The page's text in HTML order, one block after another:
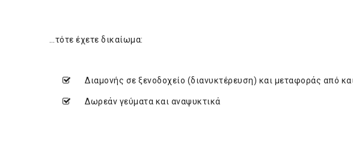
…τότε έχετε δικαίωμα:
Διαμονής σε ξενοδοχείο (διανυκτέρευση) και μεταφοράς από
Δωρεάν γεύματα και αναψυκτικά